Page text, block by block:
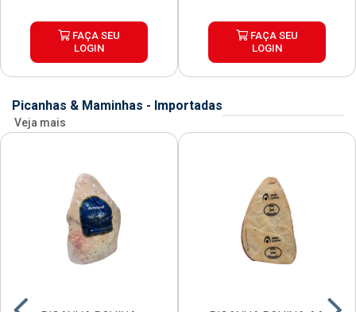
FAÇA SEU
LOGIN
FAÇA SEU
LOGIN
Picanhas & Maminhas - Importadas
Veja mais